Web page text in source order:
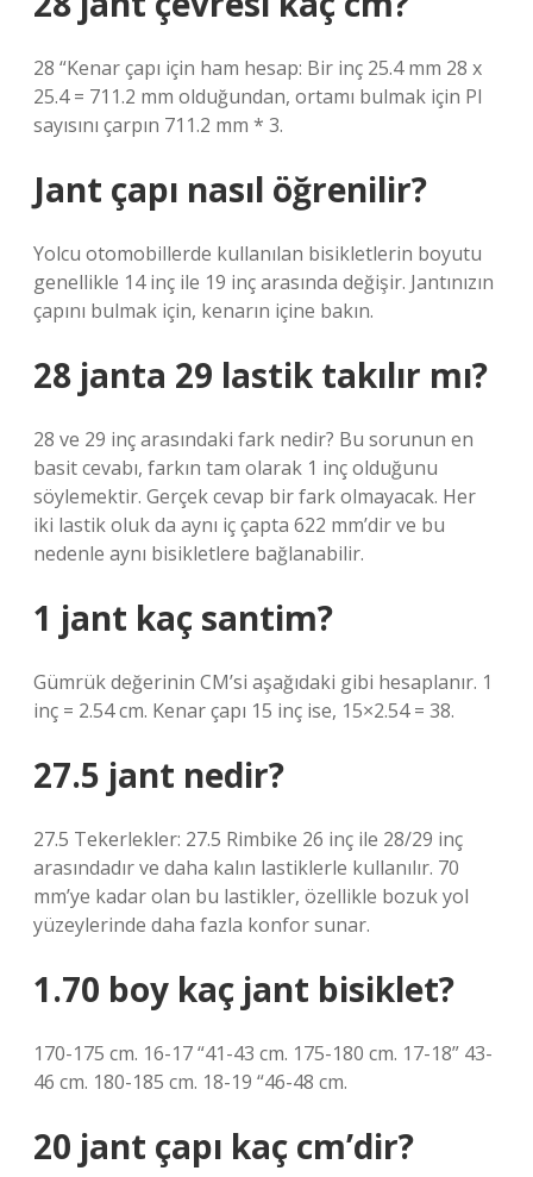
28 “Kenar çapı için ham hesap: Bir inç 25.4 mm 28 x
25.4 = 711.2 mm olduğundan, ortamı bulmak için PI
sayısını çarpın 711.2 mm * 3.
Jant çapı nasıl öğrenilir?
Yolcu otomobillerde kullanılan bisikletlerin boyutu
genellikle 14 inç ile 19 inç arasında değişir. Jantınızın
çapını bulmak için, kenarın içine bakın.
28 janta 29 lastik takılır mı?
28 ve 29 inç arasındaki fark nedir? Bu sorunun en
basit cevabı, farkın tam olarak 1 inç olduğunu
söylemektir. Gerçek cevap bir fark olmayacak. Her
iki lastik oluk da aynı iç çapta 622 mm’dir ve bu
nedenle aynı bisikletlere bağlanabilir.
1 jant kaç santim?
Gümrük değerinin CM’si aşağıdaki gibi hesaplanır. 1
inç = 2.54 cm. Kenar çapı 15 inç ise, 15×2.54 = 38.
27.5 jant nedir?
27.5 Tekerlekler: 27.5 Rimbike 26 inç ile 28/29 inç
arasındadır ve daha kalın lastiklerle kullanılır. 70
mm’ye kadar olan bu lastikler, özellikle bozuk yol
yüzeylerinde daha fazla konfor sunar.
1.70 boy kaç jant bisiklet?
170-175 cm. 16-17 “41-43 cm. 175-180 cm. 17-18” 43-
46 cm. 180-185 cm. 18-19 “46-48 cm.
20 jant çapı kaç cm’dir?